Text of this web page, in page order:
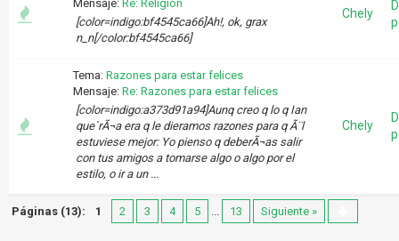
Mensaje: Re: Religion
[color=indigo:bf4545ca66]Ah!, ok, grax
n_n[/color:bf4545ca66]
Chely
Tema: Razones para estar felices
Mensaje: Re: Razones para estar felices
[color=indigo:a373d91a94]Aunq creo q lo q Ian
que`rÃ¬a era q le dieramos razones para q Ã¨l
estuviese mejor: Yo pienso q deberÃ¬as salir
con tus amigos a tomarse algo o algo por el
estilo, o ir a un ...
Chely
Páginas (13): 1 2 3 4 5 ... 13 Siguiente »